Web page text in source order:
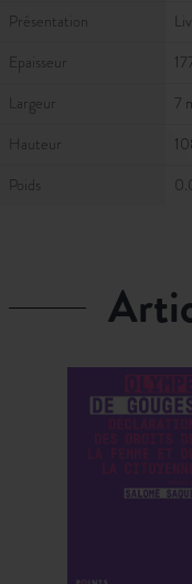
Présentation
Epaisseur
Largeur
7
Hauteur
Poids